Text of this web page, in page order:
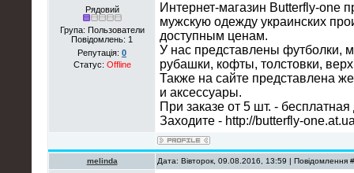
Рядовий
Група: Пользователи
Повідомлень: 1
Репутація: 0
Статус: Offline
Интернет-магазин Butterfly-one
мужскую одежду украинских
доступным ценам.
У нас представлены футболки,
рубашки, кофты, толстовки,
Также на сайте представлена
и аксессуары.
При заказе от 5 шт. - бесплатная
Заходите - http://butterfly-
melinda Дата: Вівторок, 09.08.2016, 13:59 | Повідомлення